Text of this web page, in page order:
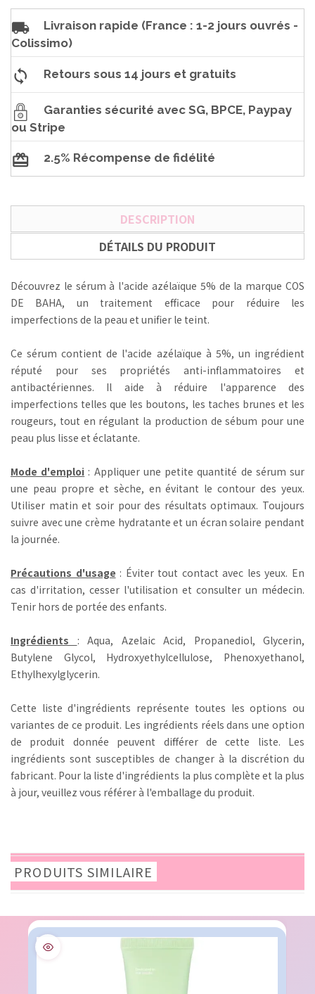
Livraison rapide (France : 1-2 jours ouvrés -
Colissimo)
Retours sous 14 jours et gratuits
Garanties sécurité avec SG, BPCE, Paypay
ou Stripe
2.5% Récompense de fidélité
DESCRIPTION
DÉTAILS DU PRODUIT
Découvrez le sérum à l'acide azélaïque 5% de la marque COS
DE BAHA, un traitement efficace pour réduire les
imperfections de la peau et unifier le teint.
Ce sérum contient de l'acide azélaïque à 5%, un ingrédient
réputé pour ses propriétés anti-inflammatoires et
antibactériennes. Il aide à réduire l'apparence des
imperfections telles que les boutons, les taches brunes et les
rougeurs, tout en régulant la production de sébum pour une
peau plus lisse et éclatante.
Mode d'emploi : Appliquer une petite quantité de sérum sur
une peau propre et sèche, en évitant le contour des yeux.
Utiliser matin et soir pour des résultats optimaux. Toujours
suivre avec une crème hydratante et un écran solaire pendant
la journée.
Précautions d'usage : Éviter tout contact avec les yeux. En
cas d'irritation, cesser l'utilisation et consulter un médecin.
Tenir hors de portée des enfants.
Ingrédients
: Aqua, Azelaic Acid, Propanediol, Glycerin,
Butylene Glycol, Hydroxyethylcellulose, Phenoxyethanol,
Ethylhexylglycerin.
Cette liste d'ingrédients représente toutes les options ou
variantes de ce produit. Les ingrédients réels dans une option
de produit donnée peuvent différer de cette liste. Les
ingrédients sont susceptibles de changer à la discrétion du
fabricant. Pour la liste d'ingrédients la plus complète et la plus
à jour, veuillez vous référer à l'emballage du produit.
PRODUITS SIMILAIRE